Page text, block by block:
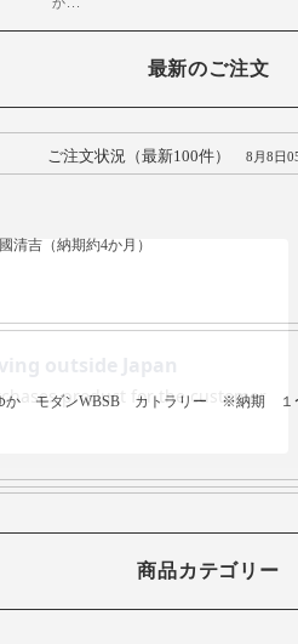
最新のご注文
商品カテゴリー